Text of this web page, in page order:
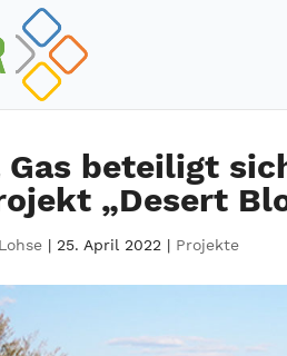
Gas beteiligt
„Desert
|25. April 2022 | Projekte